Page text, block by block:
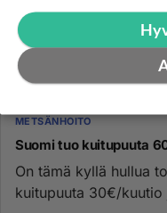
METSÄNHOITO
Suomi tuo kuitupuuta
On tämä kyllä hullua
kuitupuuta 30€/kuutio